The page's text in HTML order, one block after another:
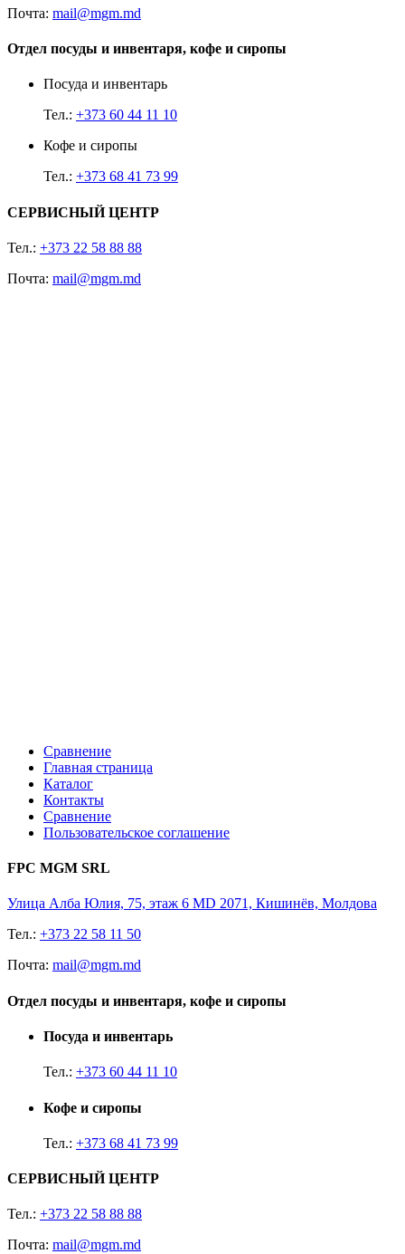
Почта: mail@mgm.md
Отдел посуды и инвентаря, кофе и сиропы
Посуда и инвентарь
Тел.: +373 60 44 11 10
Кофе и сиропы
Тел.: +373 68 41 73 99
СЕРВИСНЫЙ ЦЕНТР
Тел.: +373 22 58 88 88
Почта: mail@mgm.md
Сравнение
Главная страница
Каталог
Контакты
Сравнение
Пользовательское соглашение
FPC MGM SRL
Улица Алба Юлия, 75, этаж 6 MD 2071, Кишинёв, Молдова
Тел.: +373 22 58 11 50
Почта: mail@mgm.md
Отдел посуды и инвентаря, кофе и сиропы
Посуда и инвентарь
Тел.: +373 60 44 11 10
Кофе и сиропы
Тел.: +373 68 41 73 99
СЕРВИСНЫЙ ЦЕНТР
Тел.: +373 22 58 88 88
Почта: mail@mgm.md